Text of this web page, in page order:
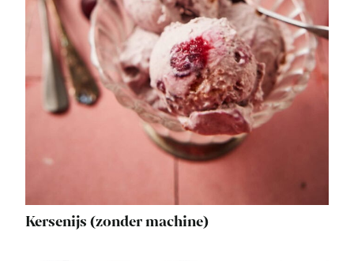
Kersenijs (zonder machine)